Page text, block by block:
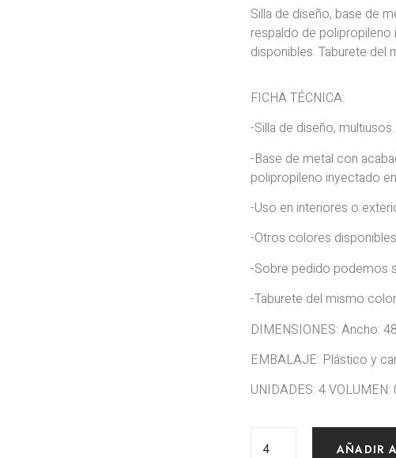
Silla de diseño, base de
respaldo de
disponibles. Taburete del
FICHA TÉCNICA:
-Silla de diseño, multiusos.
-Base de metal con
polipropileno inyectado
-Uso en interiores o
-Otros colores disponibles
-Sobre pedido podemos
-Taburete del mismo color
DIMENSIONES: Ancho:
EMBALAJE: Plástico y
UNIDADES: 4
AÑADIR